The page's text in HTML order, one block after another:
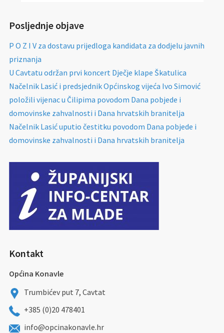
Posljednje objave
P O Z I V za dostavu prijedloga kandidata za dodjelu javnih
priznanja
U Cavtatu održan prvi koncert Dječje klape Škatulica
Načelnik Lasić i predsjednik Općinskog vijeća Ivo Simović
položili vijenac u Čilipima povodom Dana pobjede i
domovinske zahvalnosti i Dana hrvatskih branitelja
Načelnik Lasić uputio čestitku povodom Dana pobjede i
domovinske zahvalnosti i Dana hrvatskih branitelja
Kontakt
Općina Konavle
Trumbićev put 7, Cavtat
+385 (0)20 478401
info@opcinakonavle.hr